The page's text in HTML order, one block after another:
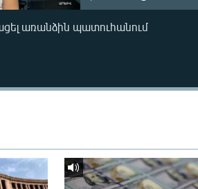
առանձին պատուհանում